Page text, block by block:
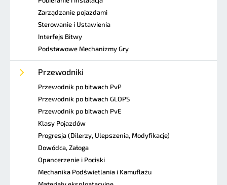
Zarządzanie pojazdami
Sterowanie i Ustawienia
Interfejs Bitwy
Podstawowe Mechanizmy Gry
Przewodniki
Przewodnik po bitwach PvP
Przewodnik po bitwach GLOPS
Przewodnik po bitwach PvE
Klasy Pojazdów
Progresja (Dilerzy, Ulepszenia, Modyfikacje)
Dowódca, Załoga
Opancerzenie i Pociski
Mechanika Podświetlania i Kamuflażu